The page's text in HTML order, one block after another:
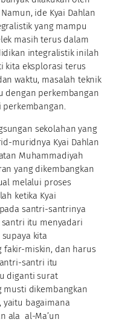
ide Kyai Dahlan
yang mampu
masih terus dalam
integralistik inilah
kita eksplorasi terus
waktu, masalah teknik
dengan perkembangan
sekolahan yang
muridnya Kyai Dahlan
Muhammadiyah
yang dikembangkan
melalui proses
ketika Kyai
santri-santrinya
itu menyadari
kita
fakir-miskin, dan harus
santri itu
diganti surat
musti dikembangkan
bagaimana
ala al-Ma’un